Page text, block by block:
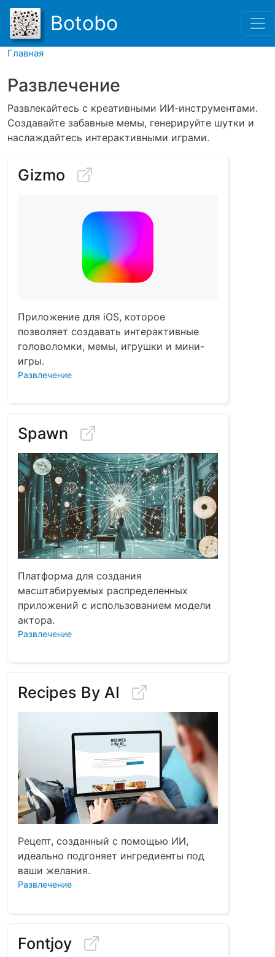
Перейти к основному
Botobo
Главная
Развлечение
Развлекайтесь с креативными ИИ-инструментами.
Создавайте забавные мемы, генерируйте шутки и
наслаждайтесь интерактивными играми.
Gizmo
Приложение для iOS, которое
позволяет создавать интерактивные
головоломки, мемы, игрушки и мини-
игры.
Развлечение
Spawn
Платформа для создания
масштабируемых распределенных
приложений с использованием модели
актора.
Развлечение
Recipes By AI
Рецепт, созданный с помощью ИИ,
идеально подгоняет ингредиенты под
ваши желания.
Развлечение
Fontjoy